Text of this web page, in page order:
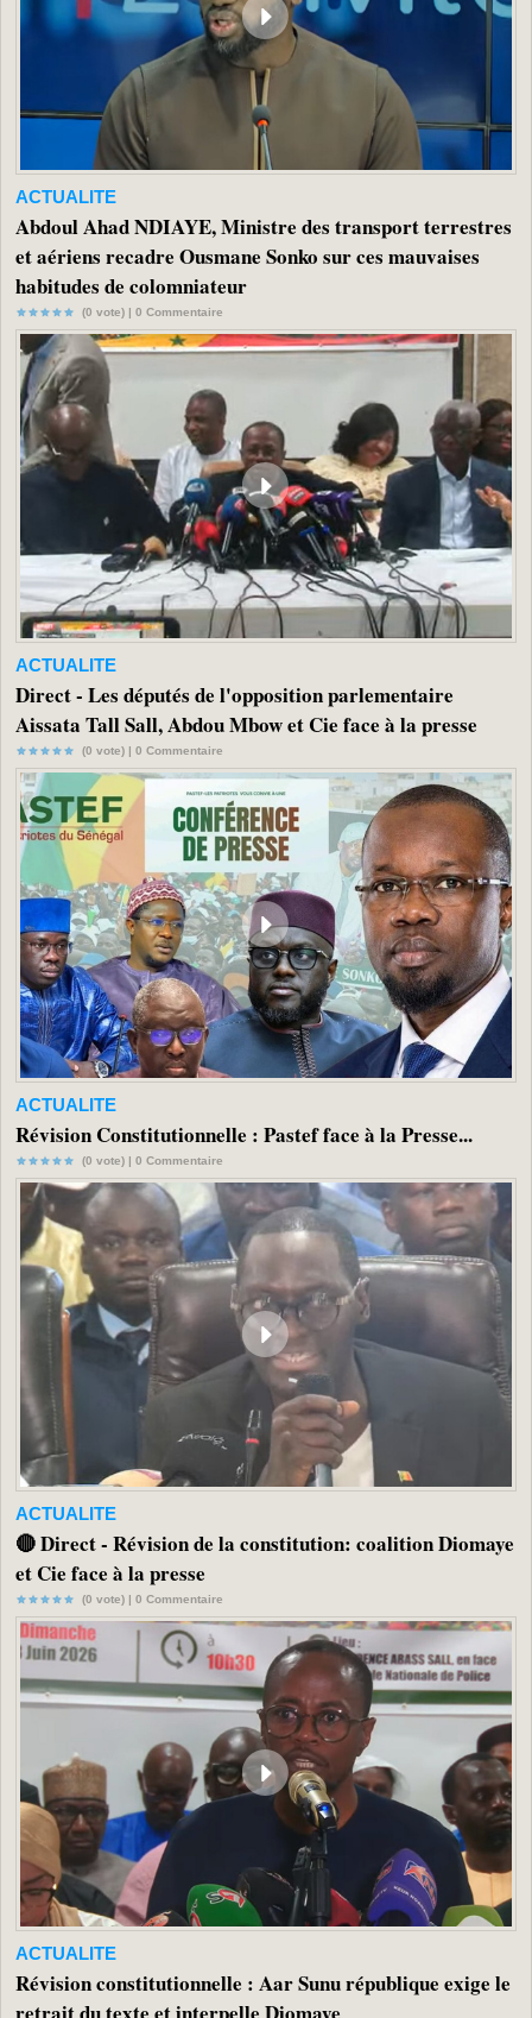
ACTUALITE
Abdoul Ahad NDIAYE, Ministre des transport terrestres
et aériens recadre Ousmane Sonko sur ces mauvaises
habitudes de colomniateur
(0 vote) | 0 Commentaire
ACTUALITE
Direct - Les députés de l'opposition parlementaire
Aissata Tall Sall, Abdou Mbow et Cie face à la presse
(0 vote) | 0 Commentaire
ACTUALITE
Révision Constitutionnelle : Pastef face à la Presse...
(0 vote) | 0 Commentaire
ACTUALITE
🔴 Direct - Révision de la constitution: coalition Diomaye
et Cie face à la presse
(0 vote) | 0 Commentaire
ACTUALITE
Révision constitutionnelle : Aar Sunu république exige le